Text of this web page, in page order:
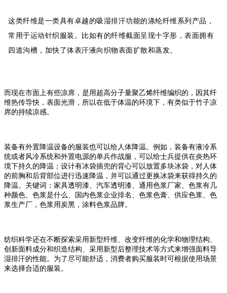
这类纤维是一类具有卓越的吸湿排汗功能的涤纶纤维系列产品，
常用于运动针织服装。比如有的纤维截面呈现十字形，表面拥有
四道沟槽，加快了体表汗液向织物表面扩散和蒸发。
而现在市面上有些凉席，是用超高分子量聚乙烯纤维编织的，因其纤
维热传导快，表面光滑，所以在低于体温的环境下，有类似于竹子凉
席的持续凉感。
装备有外置降温设备的服装也可以给人体降温。例如，装备有液冷系
统或者风冷系统和外置电源的单兵作战服，可以给士兵提供在炎热环
境下持久的降温；设计有冰袋插兜的背心可以放置多块冰袋，对人体
的前胸和后背部位进行迅速降温，并可以通过更换冰袋来获得持久的
降温。关键词：家具透明漆、汽车透明漆、通用色浆厂家、色浆有几
种颜色、色浆是什么、国内色浆企业排名、色浆色膏、供应色浆、色
浆生产厂，色浆用炭黑，涂料色浆品牌。
纺织科学还在不断探索采用新型纤维、改变纤维的化学和物理结构、
创新面料成分和织造结构、采用新型后整理技术等方式来增强面料导
湿排汗的性能。为了尽可能舒适，消费者购买服装时可根据使用场景
来选择合适的服装。